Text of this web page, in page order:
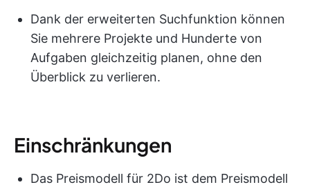
Dank der erweiterten Suchfunktion können
Sie mehrere Projekte und Hunderte von
Aufgaben gleichzeitig planen, ohne den
Überblick zu verlieren.
Einschränkungen
Das Preismodell für 2Do ist dem Preismodell